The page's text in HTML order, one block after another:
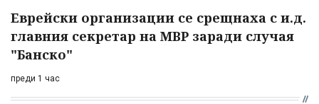
Еврейски организации се срещнаха с и.д.
главния секретар на МВР заради случая
"Банско"
преди 1 час